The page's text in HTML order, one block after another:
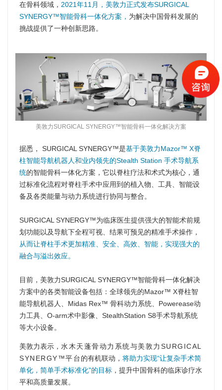
在骨科领域， 2021年11月，美敦力正式发布SURGICAL
SYNERGY™智能骨科一体化方案， 为解决中国骨科发展的
挑战提供了一种创新思路。
美敦力SURGICAL SYNERGY™智能骨科一体化解决方案
据悉， SURGICAL SYNERGY™是基于美敦力Mazor™ X脊
柱智能导航机器人和业内领先的Stealth Station 手术导航系
统的智能骨科一体化方案，它以脊柱疗法和术式为核心，通
过标准化流程对脊柱手术中应用到的植入物、工具、智能设
备及各类能量与动力系统进行协同与整合。
SURGICAL SYNERGY™为临床医生提供强大的智能术前规
划功能以及导航下全程可视、结果可预见的精准手术操作，
从而让脊柱手术更加精准、安全、高效、智能，实现强大的
融合与溢出效应。
目前，美敦力SURGICAL SYNERGY™智能骨科一体化解决
方案中的各类智能设备包括：全球领先的Mazor™ X脊柱智
能导航机器人、Midas Rex™ 骨科动力系统、Powerease动
力工具、O-arm术中影像、StealthStation S8手术导航系统
等大小设备。
美敦力表示， 水木天蓬骨动力系统与美敦力SURGICAL
SYNERGY™平台的有机联动， 将助力实现“让复杂手术简
单化，简单手术标准化”的目标 ，提升中国骨科的临床诊疗水
平和高质量发展。